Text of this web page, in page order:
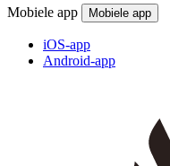
Mobiele app Mobiele app
iOS-app
Android-app